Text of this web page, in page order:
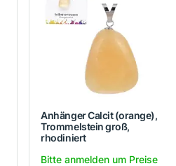
Anhänger Calcit (orange),
Trommelstein groß,
rhodiniert
Bitte anmelden um Preise